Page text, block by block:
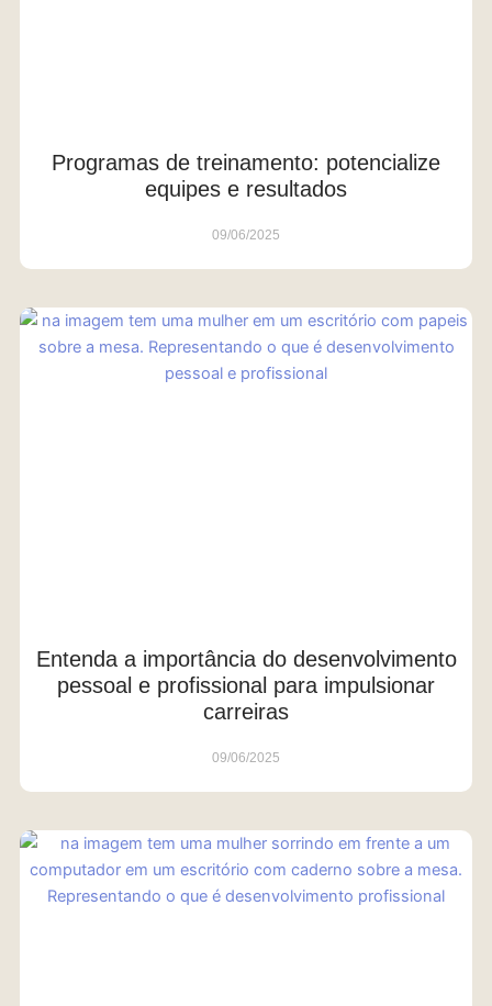
Programas de treinamento: potencialize
equipes e resultados
09/06/2025
Entenda a importância do desenvolvimento
pessoal e profissional para impulsionar
carreiras
09/06/2025